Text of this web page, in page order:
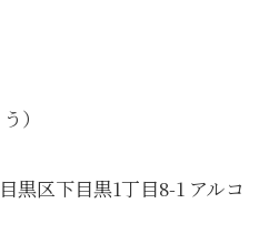
ィング
）
区下目黒1丁目8-1 アルコ